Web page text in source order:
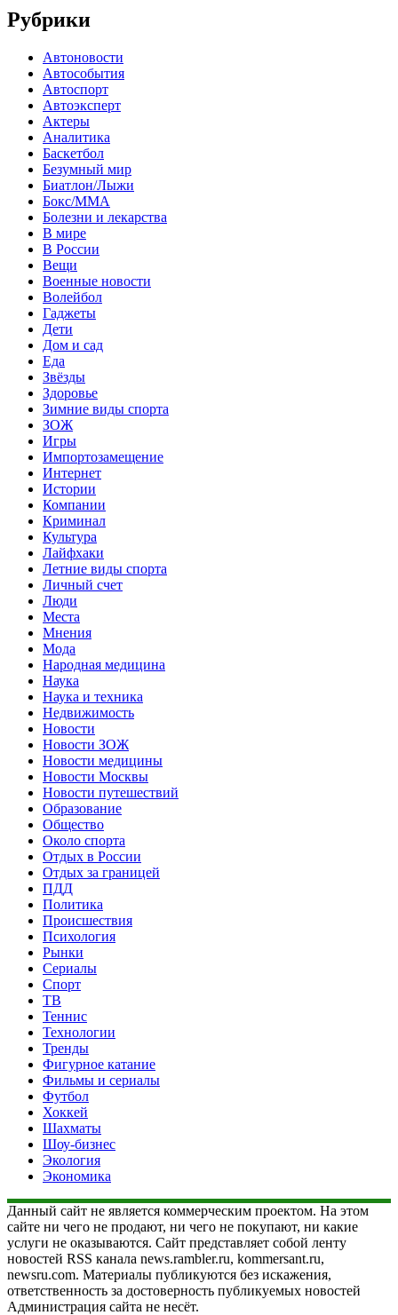
Рубрики
Автоновости
Автособытия
Автоспорт
Автоэксперт
Актеры
Аналитика
Баскетбол
Безумный мир
Биатлон/Лыжи
Бокс/MMA
Болезни и лекарства
В мире
В России
Вещи
Военные новости
Волейбол
Гаджеты
Дети
Дом и сад
Еда
Звёзды
Здоровье
Зимние виды спорта
ЗОЖ
Игры
Импортозамещение
Интернет
Истории
Компании
Криминал
Культура
Лайфхаки
Летние виды спорта
Личный счет
Люди
Места
Мнения
Мода
Народная медицина
Наука
Наука и техника
Недвижимость
Новости
Новости ЗОЖ
Новости медицины
Новости Москвы
Новости путешествий
Образование
Общество
Около спорта
Отдых в России
Отдых за границей
ПДД
Политика
Происшествия
Психология
Рынки
Сериалы
Спорт
ТВ
Теннис
Технологии
Тренды
Фигурное катание
Фильмы и сериалы
Футбол
Хоккей
Шахматы
Шоу-бизнес
Экология
Экономика
Данный сайт не является коммерческим проектом. На этом
сайте ни чего не продают, ни чего не покупают, ни какие
услуги не оказываются. Сайт представляет собой ленту
новостей RSS канала news.rambler.ru, kommersant.ru,
newsru.com. Материалы публикуются без искажения,
ответственность за достоверность публикуемых новостей
Администрация сайта не несёт.